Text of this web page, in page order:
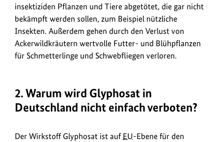
insektiziden Pflanzen und Tiere abgetötet, die gar nicht
bekämpft werden sollen, zum Beispiel nützliche
Insekten. Außerdem gehen durch den Verlust von
Ackerwildkräutern wertvolle Futter- und Blühpflanzen
für Schmetterlinge und Schwebfliegen verloren.
2. Warum wird Glyphosat in
Deutschland nicht einfach verboten?
Der Wirkstoff Glyphosat ist auf EU-Ebene für den